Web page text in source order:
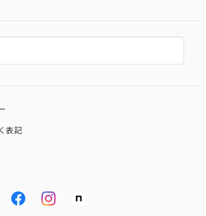
表記